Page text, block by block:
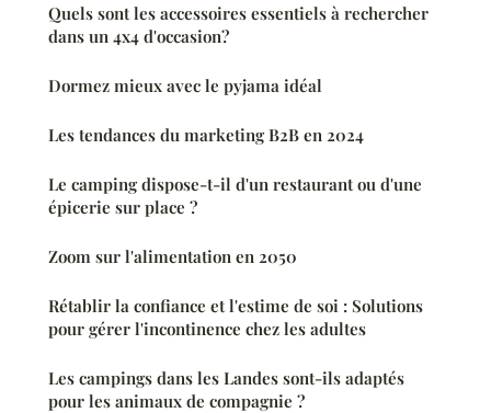
Quels sont les accessoires essentiels à rechercher
dans un 4x4 d'occasion?
Dormez mieux avec le pyjama idéal
Les tendances du marketing B2B en 2024
Le camping dispose-t-il d'un restaurant ou d'une
épicerie sur place ?
Zoom sur l'alimentation en 2050
Rétablir la confiance et l'estime de soi : Solutions
pour gérer l'incontinence chez les adultes
Les campings dans les Landes sont-ils adaptés
pour les animaux de compagnie ?